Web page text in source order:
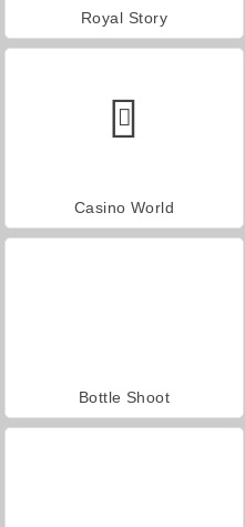
Royal Story
Casino World
Bottle Shoot